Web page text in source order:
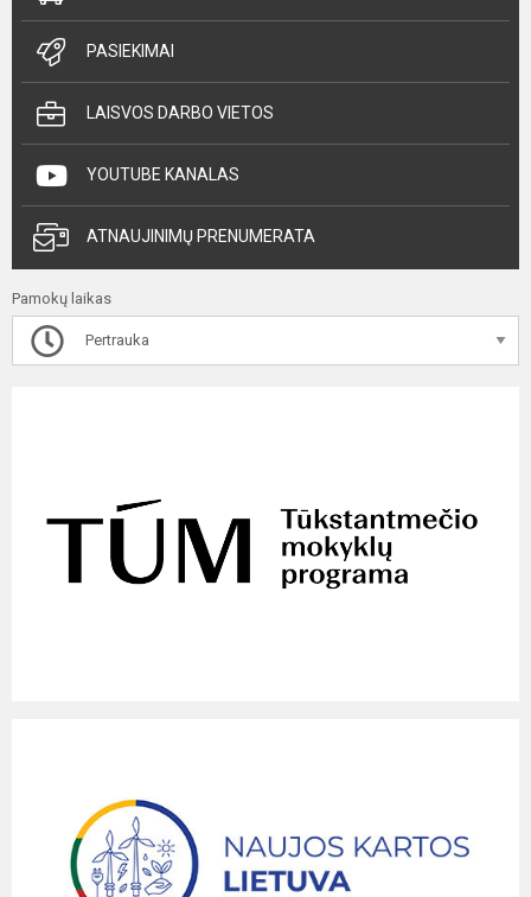
PASIEKIMAI
LAISVOS DARBO VIETOS
YOUTUBE KANALAS
ATNAUJINIMŲ PRENUMERATA
Pamokų laikas
Pertrauka